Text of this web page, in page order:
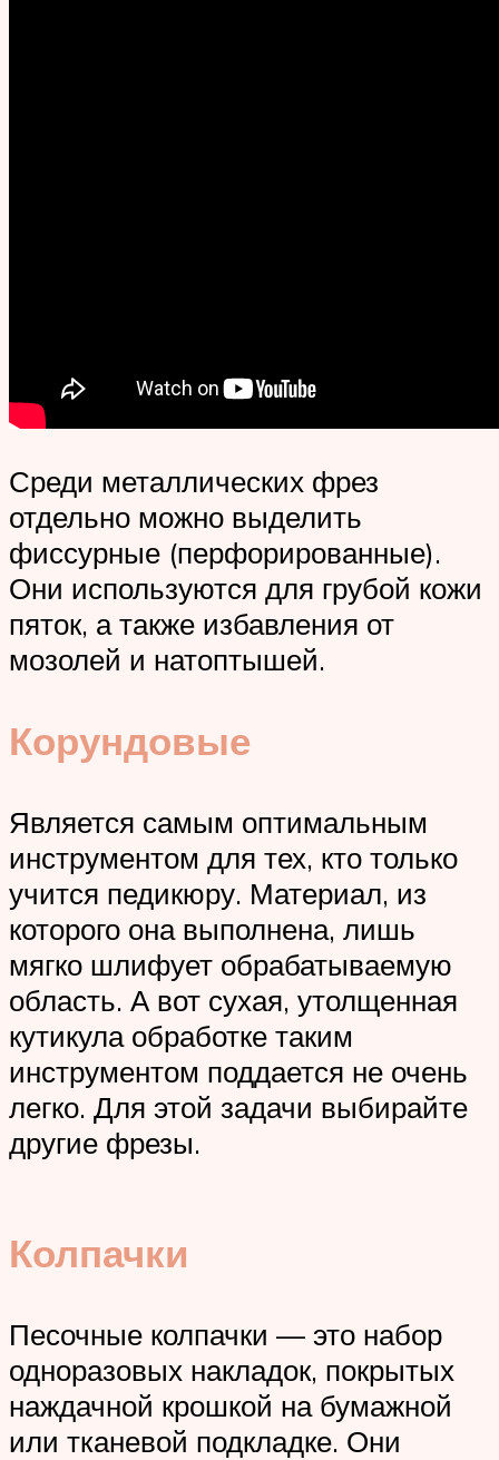
Среди металлических фрез
отдельно можно выделить
фиссурные (перфорированные).
Они используются для грубой кожи
пяток, а также избавления от
мозолей и натоптышей.
Корундовые
Является самым оптимальным
инструментом для тех, кто только
учится педикюру. Материал, из
которого она выполнена, лишь
мягко шлифует обрабатываемую
область. А вот сухая, утолщенная
кутикула обработке таким
инструментом поддается не очень
легко. Для этой задачи выбирайте
другие фрезы.
Колпачки
Песочные колпачки — это набор
одноразовых накладок, покрытых
наждачной крошкой на бумажной
или тканевой подкладке. Они